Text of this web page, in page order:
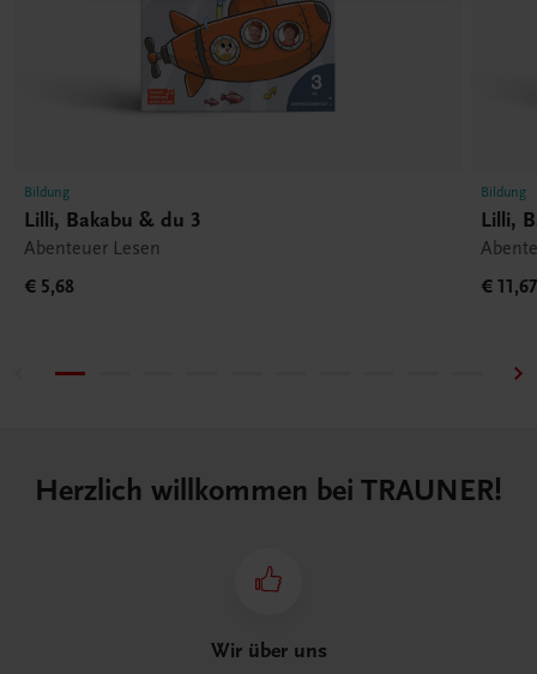
Bildung
Lilli, Bakabu & du 3
Abenteuer Lesen
€ 5,68
Bildung
Lilli,
€ 11,67
Herzlich willkommen bei TRAUNER!
Wir über uns